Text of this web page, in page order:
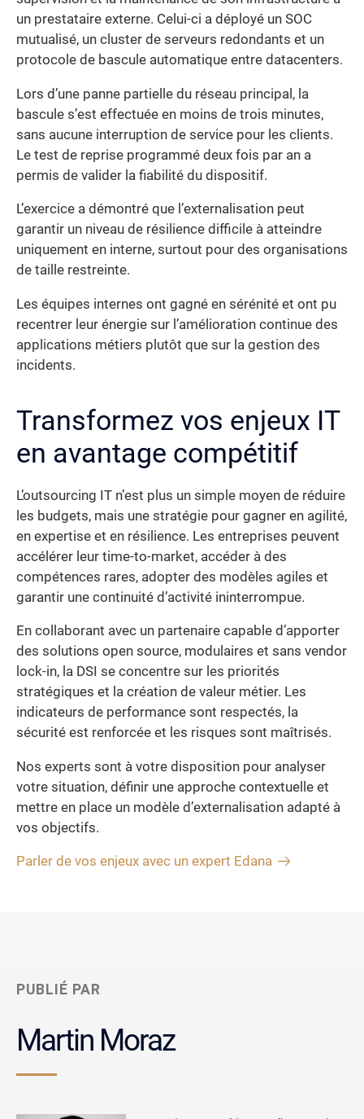
un prestataire externe. Celui-ci a déployé un SOC
mutualisé, un cluster de serveurs redondants et un
protocole de bascule automatique entre datacenters.
Lors d’une panne partielle du réseau principal, la
bascule s’est effectuée en moins de trois minutes,
sans aucune interruption de service pour les clients.
Le test de reprise programmé deux fois par an a
permis de valider la fiabilité du dispositif.
L’exercice a démontré que l’externalisation peut
garantir un niveau de résilience difficile à atteindre
uniquement en interne, surtout pour des organisations
de taille restreinte.
Les équipes internes ont gagné en sérénité et ont pu
recentrer leur énergie sur l’amélioration continue des
applications métiers plutôt que sur la gestion des
incidents.
Transformez vos enjeux IT
en avantage compétitif
L’outsourcing IT n’est plus un simple moyen de réduire
les budgets, mais une stratégie pour gagner en agilité,
en expertise et en résilience. Les entreprises peuvent
accélérer leur time-to-market, accéder à des
compétences rares, adopter des modèles agiles et
garantir une continuité d’activité ininterrompue.
En collaborant avec un partenaire capable d’apporter
des solutions open source, modulaires et sans vendor
lock-in, la DSI se concentre sur les priorités
stratégiques et la création de valeur métier. Les
indicateurs de performance sont respectés, la
sécurité est renforcée et les risques sont maîtrisés.
Nos experts sont à votre disposition pour analyser
votre situation, définir une approche contextuelle et
mettre en place un modèle d’externalisation adapté à
vos objectifs.
Parler de vos enjeux avec un expert Edana
PUBLIÉ PAR
Martin Moraz